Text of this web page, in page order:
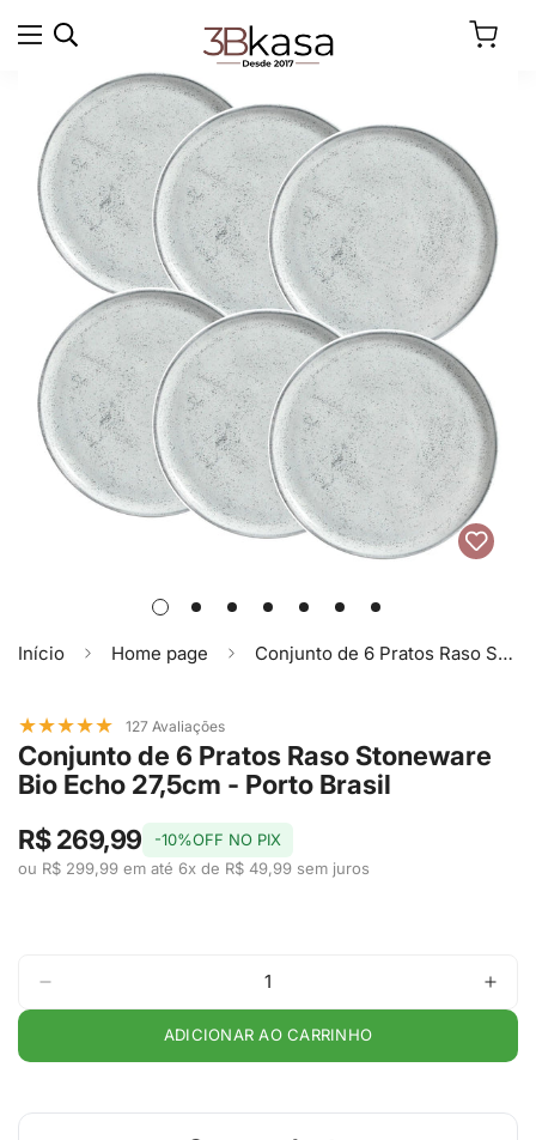
Início Home page Conjunto de 6 Pratos Raso Stoneware Bio Echo 27,5cm - Porto Brasil
★★★★★ 127 Avaliações
Conjunto de 6 Pratos Raso Stoneware
Bio Echo 27,5cm - Porto Brasil
R$ 269,99
-10%OFF NO PIX
ou R$ 299,99 em até 6x de R$ 49,99 sem juros
ADICIONAR AO CARRINHO